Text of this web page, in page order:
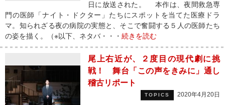
日に放送された。 本作は、夜間救急専
門の医師「ナイト・ドクター」たちにスポットを当てた医療ドラ
マ。知られざる夜の病院の実態と、そこで奮闘する５人の医師たち
の姿を描く。（※以下、ネタバ・・・ 続きを読む
尾上右近が、２度目の現代劇に挑
戦！ 舞台「この声をきみに」通し
稽古リポート
TOPICS 2020年4月20日